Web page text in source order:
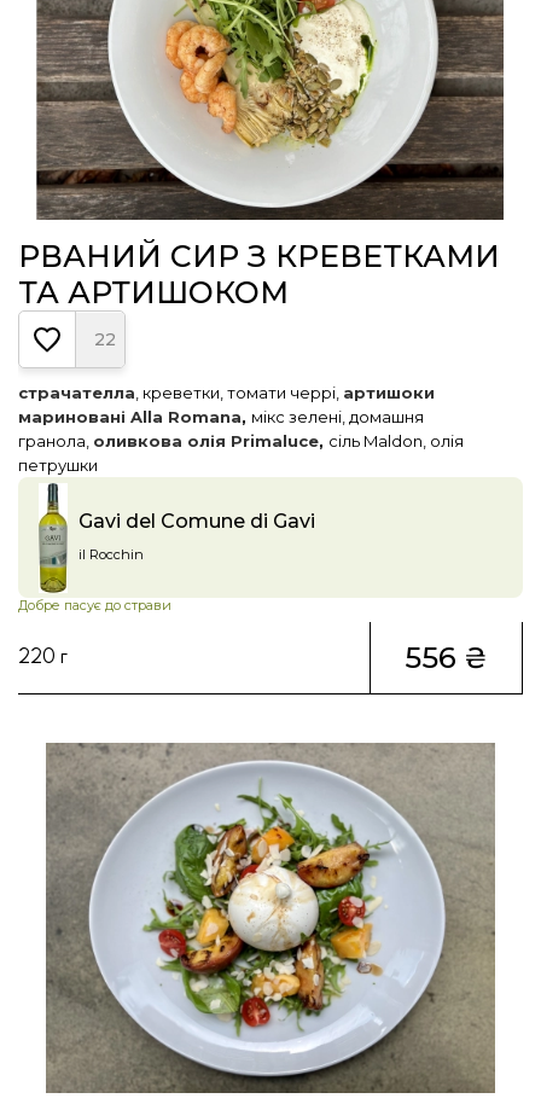
РВАНИЙ СИР З КРЕВЕТКАМИ
ТА АРТИШОКОМ
22
страчателла , креветки, томати черрі, артишоки
мариновані Alla Romana, мікс зелені, домашня
гранола, оливкова олія Primaluce, сіль Maldon, олія
петрушки
Gavi del Comune di Gavi
il Rocchin
Добре пасує до страви
220 г 556 ₴